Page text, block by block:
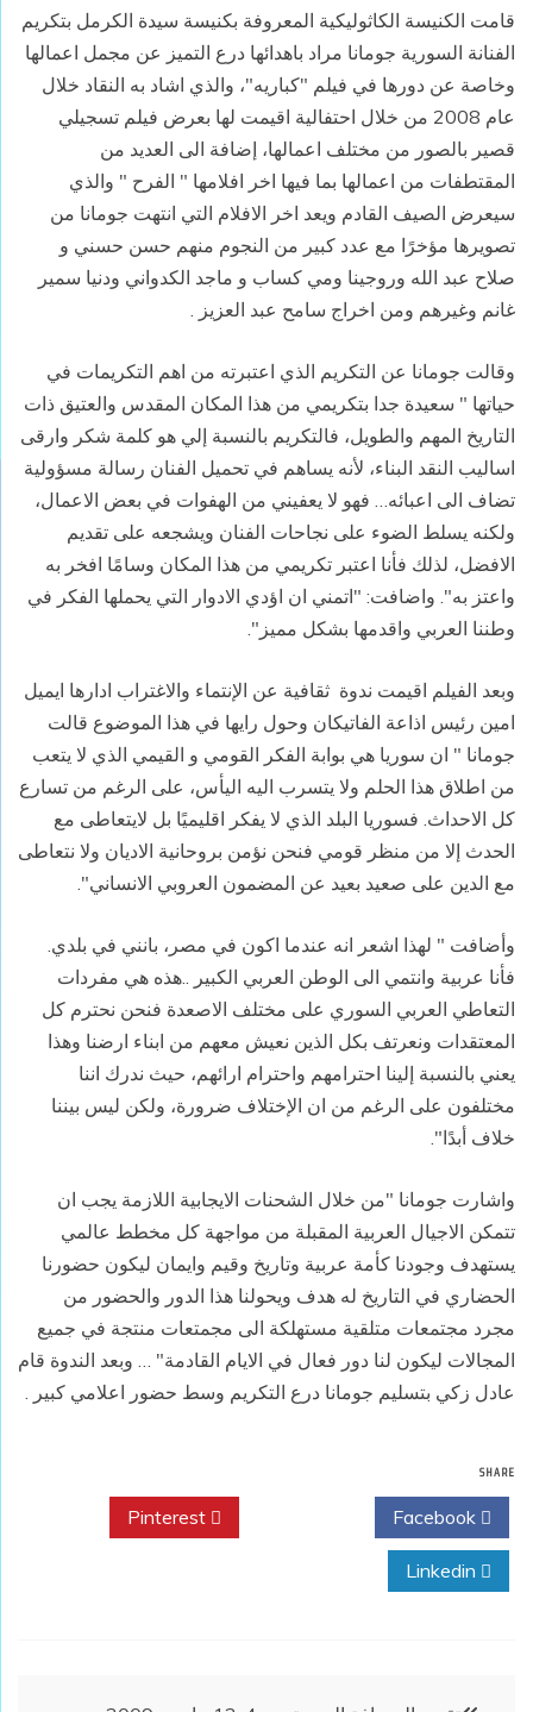
قامت الكنيسة الكاثوليكية المعروفة بكنيسة سيدة الكرمل بتكريم
الفنانة السورية جومانا مراد باهدائها درع التميز عن مجمل اعمالها
وخاصة عن دورها في فيلم "كباريه"، والذي اشاد به النقاد خلال
عام 2008 من خلال احتفالية اقيمت لها بعرض فيلم تسجيلي
قصير بالصور من مختلف اعمالها، إضافة الى العديد من
المقتطفات من اعمالها بما فيها اخر افلامها " الفرح " والذي
سيعرض الصيف القادم ويعد اخر الافلام التي انتهت جومانا من
تصويرها مؤخرًا مع عدد كبير من النجوم منهم حسن حسني و
صلاح عبد الله وروجينا ومي كساب و ماجد الكدواني ودنيا سمير
غانم وغيرهم ومن اخراج سامح عبد العزيز .
وقالت جومانا عن التكريم الذي اعتبرته من اهم التكريمات في
حياتها " سعيدة جدا بتكريمي من هذا المكان المقدس والعتيق ذات
التاريخ المهم والطويل، فالتكريم بالنسبة إلي هو كلمة شكر وارقى
اساليب النقد البناء، لأنه يساهم في تحميل الفنان رسالة مسؤولية
تضاف الى اعبائه… فهو لا يعفيني من الهفوات في بعض الاعمال،
ولكنه يسلط الضوء على نجاحات الفنان ويشجعه على تقديم
الافضل، لذلك فأنا اعتبر تكريمي من هذا المكان وسامًا افخر به
واعتز به". واضافت: "اتمني ان اؤدي الادوار التي يحملها الفكر في
وطننا العربي واقدمها بشكل مميز".
وبعد الفيلم اقيمت ندوة ثقافية عن الإنتماء والاغتراب ادارها ايميل
امين رئيس اذاعة الفاتيكان وحول رايها في هذا الموضوع قالت
جومانا " ان سوريا هي بوابة الفكر القومي و القيمي الذي لا يتعب
من اطلاق هذا الحلم ولا يتسرب اليه اليأس، على الرغم من تسارع
كل الاحداث. فسوريا البلد الذي لا يفكر اقليميًا بل لايتعاطى مع
الحدث إلا من منظر قومي فنحن نؤمن بروحانية الاديان ولا نتعاطى
مع الدين على صعيد بعيد عن المضمون العروبي الانساني".
وأضافت " لهذا اشعر انه عندما اكون في مصر، بانني في بلدي.
فأنا عربية وانتمي الى الوطن العربي الكبير ..هذه هي مفردات
التعاطي العربي السوري على مختلف الاصعدة فنحن نحترم كل
المعتقدات ونعرتف بكل الذين نعيش معهم من ابناء ارضنا وهذا
يعني بالنسبة إلينا احترامهم واحترام ارائهم، حيث ندرك اننا
مختلفون على الرغم من ان الإختلاف ضرورة، ولكن ليس بيننا
خلاف أبدًا".
واشارت جومانا "من خلال الشحنات الايجابية اللازمة يجب ان
تتمكن الاجيال العربية المقبلة من مواجهة كل مخطط عالمي
يستهدف وجودنا كأمة عربية وتاريخ وقيم وايمان ليكون حضورنا
الحضاري في التاريخ له هدف ويحولنا هذا الدور والحضور من
مجرد مجتمعات متلقية مستهلكة الى مجمتعات منتجة في جميع
المجالات ليكون لنا دور فعال في الايام القادمة" … وبعد الندوة قام
عادل زكي بتسليم جومانا درع التكريم وسط حضور اعلامي كبير .
SHARE